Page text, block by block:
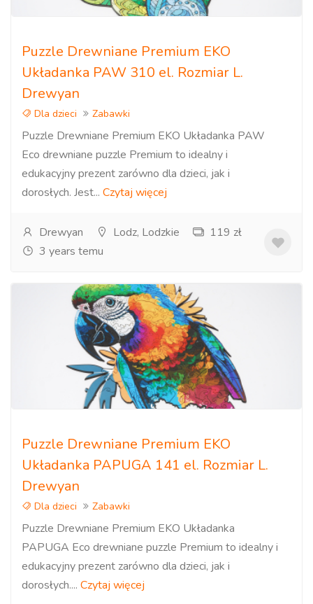
Puzzle Drewniane Premium EKO
Układanka PAW 310 el. Rozmiar L.
Drewyan
Dla dzieci Zabawki
Puzzle Drewniane Premium EKO Układanka PAW
Eco drewniane puzzle Premium to idealny i
edukacyjny prezent zarówno dla dzieci, jak i
dorosłych. Jest... Czytaj więcej
Drewyan Lodz, Lodzkie
119 zł
3 years temu
Puzzle Drewniane Premium EKO
Układanka PAPUGA 141 el. Rozmiar L.
Drewyan
Dla dzieci Zabawki
Puzzle Drewniane Premium EKO Układanka
PAPUGA Eco drewniane puzzle Premium to idealny i
edukacyjny prezent zarówno dla dzieci, jak i
dorosłych.... Czytaj więcej